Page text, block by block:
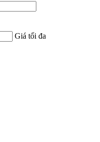
Giá tối đa